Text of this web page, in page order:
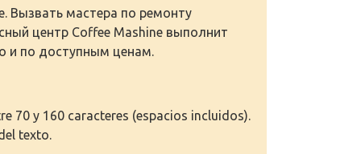
Вызвать мастера по ремонту
центр Coffee Mashine выполнит
и по доступным ценам.
70 y 160 caracteres (espacios incluidos).
texto.